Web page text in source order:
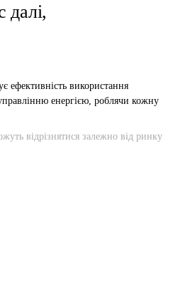
далі,
ефективність використання
енергією, роблячи кожну
відрізнятися залежно від ринку